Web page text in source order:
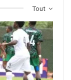
Tout